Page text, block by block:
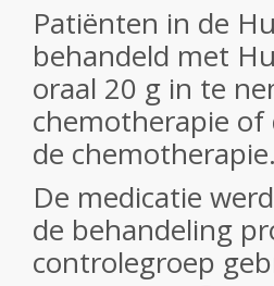
Patiënten in de
behandeld met
oraal 20 g in te
chemotherapie
de chemotherapie.
De medicatie
de behandeling
controlegroep